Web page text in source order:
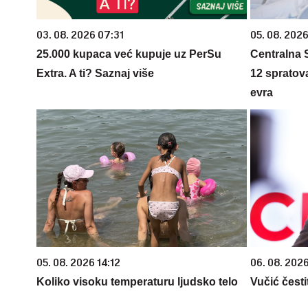
03. 08. 2026 07:31
25.000 kupaca već kupuje uz PerSu
Extra. A ti? Saznaj više
05. 08.
Centralna
12
evra
05. 08. 2026 14:12
Koliko visoku temperaturu ljudsko telo
06. 08.
Vučić